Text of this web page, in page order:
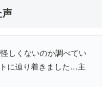
声
しくないのか調べてい
に辿り着きました…主